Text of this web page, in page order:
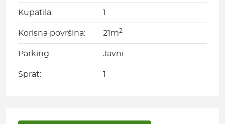
Kupatila: 1
Korisna površina: 21m2
Parking: Javni
Sprat: 1